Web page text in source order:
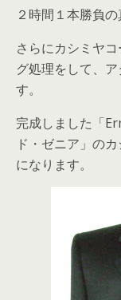
２時間１本勝負
さらにカシミヤ
グ処理をして、
す。
完成しました「
ド・ゼニア」の
になります。